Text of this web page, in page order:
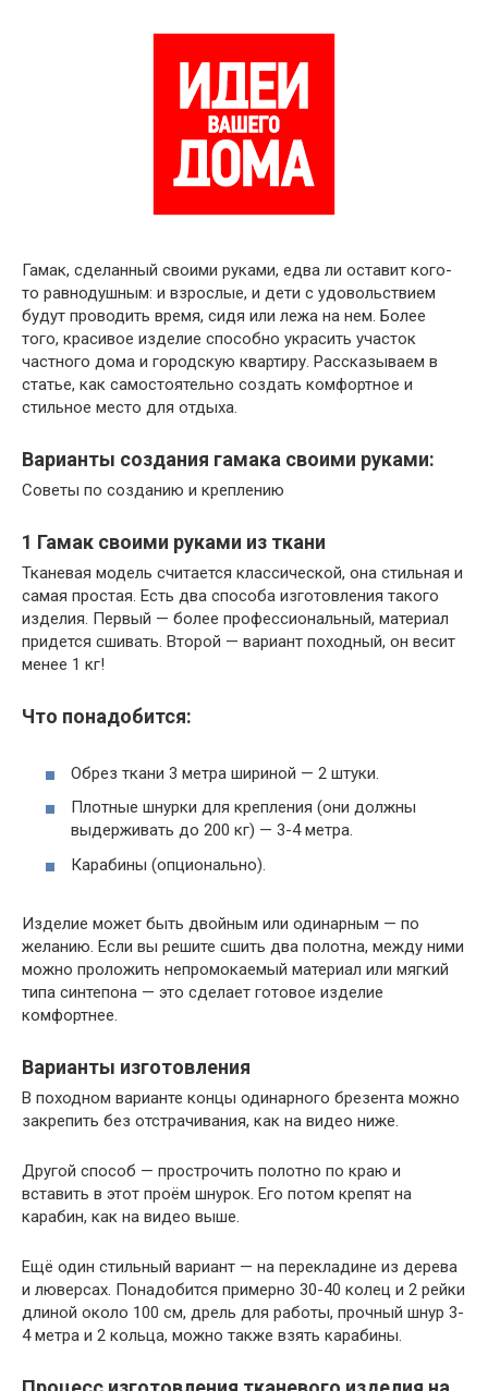
Гамак, сделанный своими руками, едва ли оставит кого-
то равнодушным: и взрослые, и дети с удовольствием
будут проводить время, сидя или лежа на нем. Более
того, красивое изделие способно украсить участок
частного дома и городскую квартиру. Рассказываем в
статье, как самостоятельно создать комфортное и
стильное место для отдыха.
Варианты создания гамака своими руками:
Советы по созданию и креплению
1 Гамак своими руками из ткани
Тканевая модель считается классической, она стильная и
самая простая. Есть два способа изготовления такого
изделия. Первый — более профессиональный, материал
придется сшивать. Второй — вариант походный, он весит
менее 1 кг!
Что понадобится:
Обрез ткани 3 метра шириной — 2 штуки.
Плотные шнурки для крепления (они должны
выдерживать до 200 кг) — 3-4 метра.
Карабины (опционально).
Изделие может быть двойным или одинарным — по
желанию. Если вы решите сшить два полотна, между ними
можно проложить непромокаемый материал или мягкий
типа синтепона — это сделает готовое изделие
комфортнее.
Варианты изготовления
В походном варианте концы одинарного брезента можно
закрепить без отстрачивания, как на видео ниже.
Другой способ — прострочить полотно по краю и
вставить в этот проём шнурок. Его потом крепят на
карабин, как на видео выше.
Ещё один стильный вариант — на перекладине из дерева
и люверсах. Понадобится примерно 30-40 колец и 2 рейки
длиной около 100 см, дрель для работы, прочный шнур 3-
4 метра и 2 кольца, можно также взять карабины.